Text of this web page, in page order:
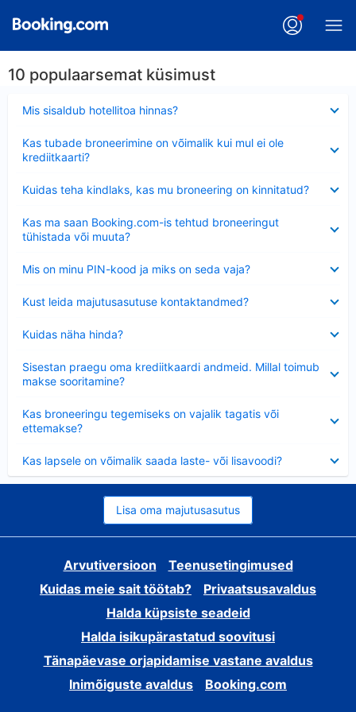
10 populaarsemat küsimust
Mis sisaldub hotellitoa hinnas?
Kas tubade broneerimine on võimalik kui mul ei ole
krediitkaarti?
Kuidas teha kindlaks, kas mu broneering on kinnitatud?
Kas ma saan Booking.com-is tehtud broneeringut
tühistada või muuta?
Mis on minu PIN-kood ja miks on seda vaja?
Kust leida majutusasutuse kontaktandmed?
Kuidas näha hinda?
Sisestan praegu oma krediitkaardi andmeid. Millal toimub
makse sooritamine?
Kas broneeringu tegemiseks on vajalik tagatis või
ettemakse?
Kas lapsele on võimalik saada laste- või lisavoodi?
Lisa oma majutusasutus
Arvutiversioon
Teenusetingimused
Kuidas meie sait töötab?
Privaatsusavaldus
Halda küpsiste seadeid
Halda isikupärastatud soovitusi
Tänapäevase orjapidamise vastane avaldus
Inimõiguste avaldus
Booking.com